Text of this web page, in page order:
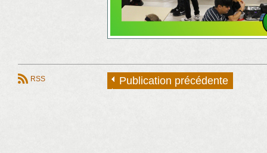
RSS Publication précédente